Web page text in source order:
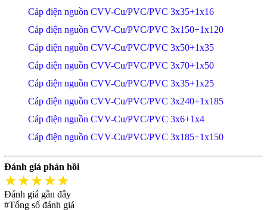
Cáp điện nguồn CVV-Cu/PVC/PVC 3x35+1x16
Cáp điện nguồn CVV-Cu/PVC/PVC 3x150+1x120
Cáp điện nguồn CVV-Cu/PVC/PVC 3x50+1x35
Cáp điện nguồn CVV-Cu/PVC/PVC 3x70+1x50
Cáp điện nguồn CVV-Cu/PVC/PVC 3x35+1x25
Cáp điện nguồn CVV-Cu/PVC/PVC 3x240+1x185
Cáp điện nguồn CVV-Cu/PVC/PVC 3x6+1x4
Cáp điện nguồn CVV-Cu/PVC/PVC 3x185+1x150
Đánh giá phản hồi
★★★★★
Đánh giá gần đây
#Tổng số đánh giá